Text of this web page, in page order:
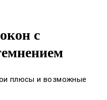
с
плюсы и возможные